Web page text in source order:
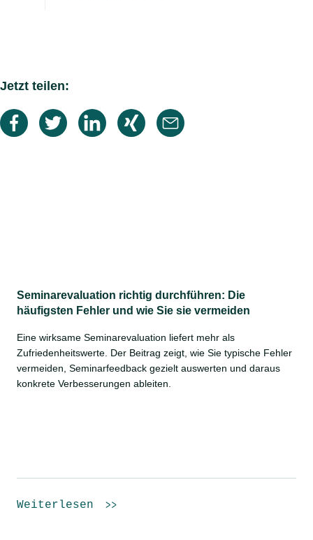
Jetzt teilen:
Seminarevaluation richtig durchführen: Die
häufigsten Fehler und wie Sie sie vermeiden
Eine wirksame Seminarevaluation liefert mehr als
Zufriedenheitswerte. Der Beitrag zeigt, wie Sie typische Fehler
vermeiden, Seminarfeedback gezielt auswerten und daraus
konkrete Verbesserungen ableiten.
Weiterlesen